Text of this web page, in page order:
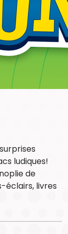
ludiques!
de
éclairs, livres